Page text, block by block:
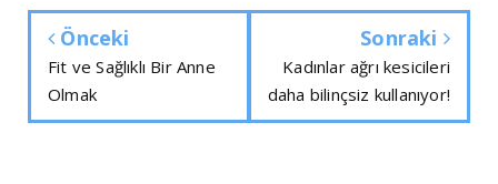
Önceki
Fit ve Sağlıklı Bir Anne
Olmak
Sonraki
Kadınlar ağrı kesicileri
daha bilinçsiz kullanıyor!